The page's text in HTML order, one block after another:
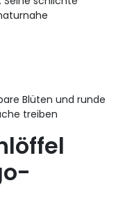
Blüten und runde
treiben